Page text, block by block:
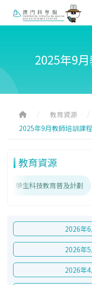
2025年9
教育資源
2025年9月教師培訓課
教育資源
學生科技教育普及計劃
2026年
2026年
2026年